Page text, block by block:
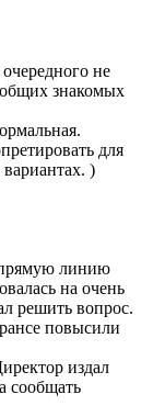
не
знакомых
для
)
прямую линию
на очень
решить вопрос.
повысили
издал
сообщать